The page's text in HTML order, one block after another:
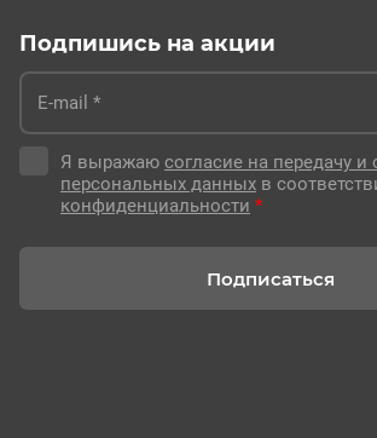
Подпишись на акции
Я выражаю согласие на передачу и
персональных данных в
конфиденциальности *
Подписаться